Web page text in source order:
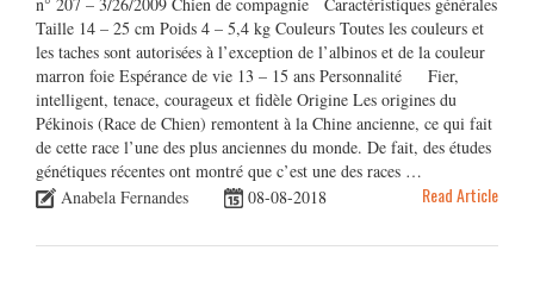
n° 207 – 3/26/2009 Chien de compagnie Caractéristiques générales
Taille 14 – 25 cm Poids 4 – 5,4 kg Couleurs Toutes les couleurs et
les taches sont autorisées à l’exception de l’albinos et de la couleur
marron foie Espérance de vie 13 – 15 ans Personnalité Fier,
intelligent, tenace, courageux et fidèle Origine Les origines du
Pékinois (Race de Chien) remontent à la Chine ancienne, ce qui fait
de cette race l’une des plus anciennes du monde. De fait, des études
génétiques récentes ont montré que c’est une des races …
Anabela Fernandes
08-08-2018 Read Article